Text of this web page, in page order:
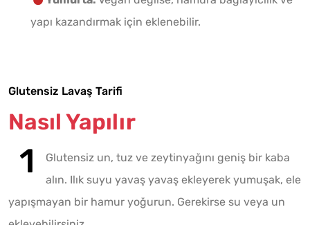
yapı kazandırmak için eklenebilir.
Glutensiz Lavaş Tarifi
Nasıl Yapılır
Glutensiz un, tuz ve zeytinyağını geniş bir kaba
alın. Ilık suyu yavaş yavaş ekleyerek yumuşak, ele
yapışmayan bir hamur yoğurun. Gerekirse su veya un